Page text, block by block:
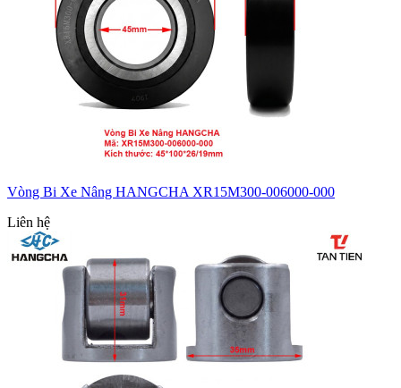
Vòng Bi Xe Nâng HANGCHA XR15M300-006000-000
Liên hệ